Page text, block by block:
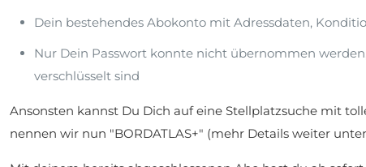
Dein bestehendes Abokonto mit Adressdaten,
Nur Dein Passwort konnte nicht übernommen
verschlüsselt sind
Ansonsten kannst Du Dich auf eine Stellplatzsuche mit
nennen wir nun "BORDATLAS+" (mehr Details weiter